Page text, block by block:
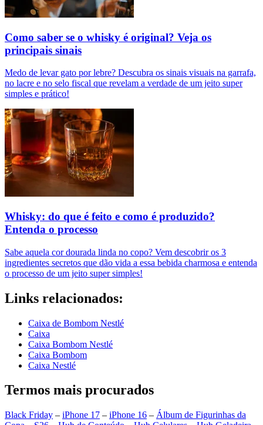
Como saber se o whisky é original? Veja os
principais sinais
Medo de levar gato por lebre? Descubra os sinais visuais na garrafa,
no lacre e no selo fiscal que revelam a verdade de um jeito super
simples e prático!
Whisky: do que é feito e como é produzido?
Entenda o processo
Sabe aquela cor dourada linda no copo? Vem descobrir os 3
ingredientes secretos que dão vida a essa bebida charmosa e entenda
o processo de um jeito super simples!
Links relacionados:
Caixa de Bombom Nestlé
Caixa
Caixa Bombom Nestlé
Caixa Bombom
Caixa Nestlé
Termos mais procurados
Black Friday – iPhone 17 – iPhone 16 – Álbum de Figurinhas da